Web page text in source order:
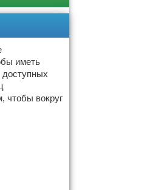
иметь
доступных
чтобы вокруг